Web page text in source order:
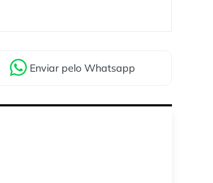
Enviar pelo Whatsapp